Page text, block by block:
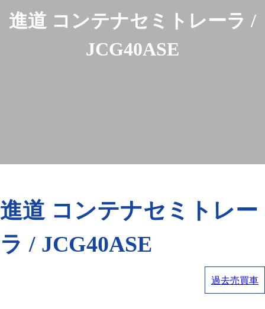
進道 コンテナセミトレーラ /
JCG40ASE
進道 コンテナセミトレー
ラ / JCG40ASE
過去売買車